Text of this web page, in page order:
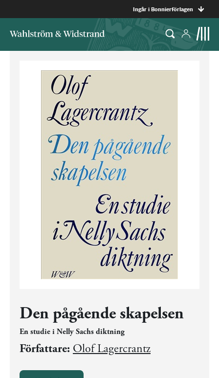
Ingår i Bonnierförlagen
Den pågående skapelsen
En studie i Nelly Sachs diktning
Författare: Olof Lagercrantz